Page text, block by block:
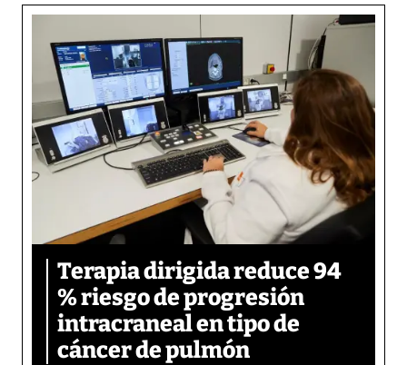
Terapia dirigida reduce 94
% riesgo de progresión
intracraneal en tipo de
cáncer de pulmón